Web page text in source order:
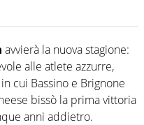
avvierà la nuova stagione:
alle atlete azzurre,
cui Bassino e Brignone
bissò la prima vittoria
anni addietro.